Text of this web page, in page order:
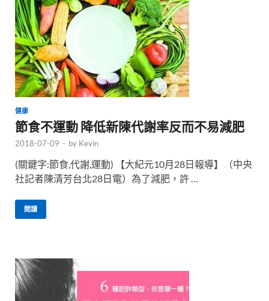
健康
節食不運動 降低新陳代謝率反而不易減肥
2018-07-09 - by Kevin
(關鍵字:節食,代謝,運動) 【大紀元10月28日報導】（中央
社記者陳清芳台北28日電）為了減肥，許 …
閱讀